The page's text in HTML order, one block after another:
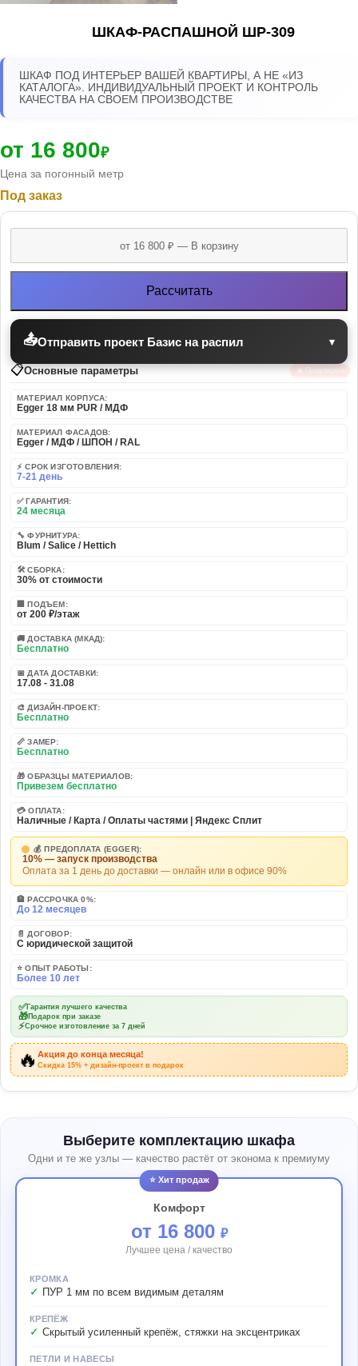
ШКАФ-РАСПАШНОЙ ШР-309
ШКАФ ПОД ИНТЕРЬЕР ВАШЕЙ КВАРТИРЫ, А НЕ «ИЗ
КАТАЛОГА». ИНДИВИДУАЛЬНЫЙ ПРОЕКТ И КОНТРОЛЬ
КАЧЕСТВА НА СВОЕМ ПРОИЗВОДСТВЕ
от 16 800₽
Цена за погонный метр
Под заказ
Рассчитать
📤Отправить проект Базис на распил ▾
📋Основные параметры 🔥 Популярно
МАТЕРИАЛ КОРПУСА:
Egger 18 мм PUR / МДФ
МАТЕРИАЛ ФАСАДОВ:
Egger / МДФ / ШПОН / RAL
⚡ СРОК ИЗГОТОВЛЕНИЯ:
7-21 день
✅ ГАРАНТИЯ:
24 месяца
🔧 ФУРНИТУРА:
Blum / Salice / Hettich
🛠️ СБОРКА:
30% от стоимости
🏢 ПОДЪЕМ:
от 200 ₽/этаж
🚚 ДОСТАВКА (МКАД):
Бесплатно
📅 ДАТА ДОСТАВКИ:
17.08 - 31.08
🎨 ДИЗАЙН-ПРОЕКТ:
Бесплатно
📏 ЗАМЕР:
Бесплатно
🎁 ОБРАЗЦЫ МАТЕРИАЛОВ:
Привезем бесплатно
💳 ОПЛАТА:
Наличные / Карта / Оплаты частями | Яндекс Сплит
💰 ПРЕДОПЛАТА (EGGER):
10% — запуск производства
Оплата за 1 день до доставки — онлайн или в офисе 90%
🏦 РАССРОЧКА 0%:
До 12 месяцев
📄 ДОГОВОР:
С юридической защитой
⭐ ОПЫТ РАБОТЫ:
Более 10 лет
✅Гарантия лучшего качества
🎁 Подарок при заказе
⚡Срочное изготовление за 7 дней
🔥Акция до конца месяца!
Скидка 15% + дизайн-проект в подарок
Выберите комплектацию шкафа
Одни и те же узлы — качество растёт от эконома к премиуму
⭐ Хит продаж
Комфорт
от 16 800 ₽
Лучшее цена / качество
КРОМКА
ПУР 1 мм по всем видимым деталям
КРЕПЁЖ
Скрытый усиленный крепёж, стяжки на эксцентриках
ПЕТЛИ И НАВЕСЫ